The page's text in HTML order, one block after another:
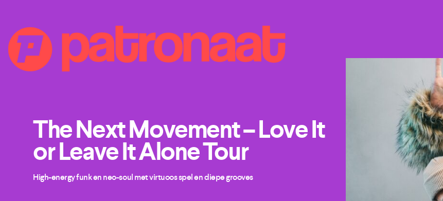
The Next Movement – Love It
or Leave It Alone Tour
High-energy funk en neo-soul met virtuoos spel en diepe grooves